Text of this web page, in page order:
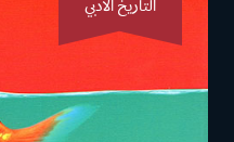
التاريخ الأدبي